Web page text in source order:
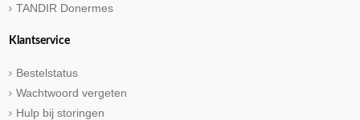
TANDIR Donermes
Klantservice
Bestelstatus
Wachtwoord vergeten
Hulp bij storingen